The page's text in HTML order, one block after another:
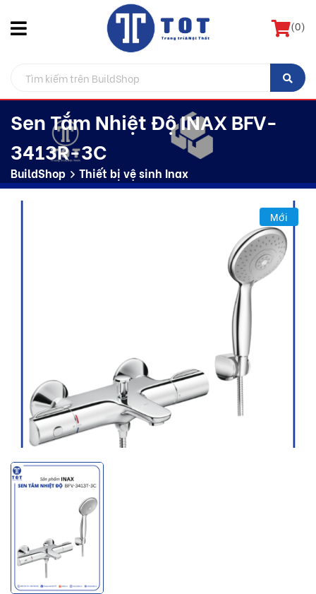
(0)
Sen Tắm Nhiệt Độ INAX BFV-
3413R-3C
BuildShop Thiết bị vệ sinh Inax
Mới